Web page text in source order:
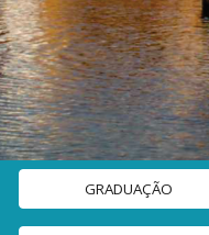
GRADUAÇÃO